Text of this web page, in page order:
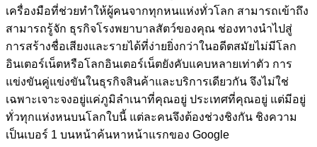
เครื่องมือที่ช่วยทำให้ผู้คนจากทุกหนแห่งทั่วโลก สามารถเข้าถึง
สามารถรู้จัก ธุรกิจโรงพยาบาลสัตว์ของคุณ ช่องทางนำไปสู่
การสร้างชื่อเสียงและรายได้ที่ง่ายยิ่งกว่าในอดีตสมัยไม่มีโลก
อินเตอร์เน็ตหรือโลกอินเตอร์เน็ตยังคับแคบหลายเท่าตัว การ
แข่งขันคู่แข่งขันในธุรกิจสินค้าและบริการเดียวกัน จึงไม่ใช่
เฉพาะเจาะจงอยู่แค่ภูมิลำเนาที่คุณอยู่ ประเทศที่คุณอยู่ แต่มีอยู่
ทั่วทุกแห่งหนบนโลกใบนี้ แต่ละคนจึงต้องช่วงชิงกัน ชิงความ
เป็นเบอร์ 1 บนหน้าค้นหาหน้าแรกของ Google